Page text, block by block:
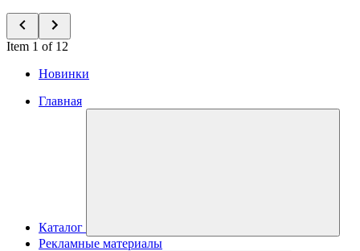
Item 1 of 12
Новинки
Главная
Каталог
Рекламные материалы